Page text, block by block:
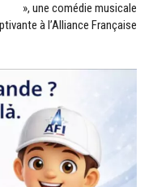
», une comédie musicale
à l’Alliance Française